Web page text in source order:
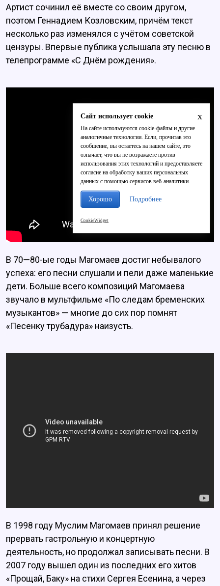
Артист сочинил её вместе со своим другом,
поэтом Геннадием Козловским, причём текст
несколько раз изменялся с учётом советской
цензуры. Впервые публика услышала эту песню в
телепрограмме «С Днём рождения».
В 70—80-ые годы Магомаев достиг небывалого
успеха: его песни слушали и пели даже маленькие
дети. Больше всего композиций Магомаева
звучало в мультфильме «По следам бременских
музыкантов» — многие до сих пор помнят
«Песенку трубадура» наизусть.
В 1998 году Муслим Магомаев принял решение
прервать гастрольную и концертную
деятельность, но продолжал записывать песни. В
2007 году вышел один из последних его хитов
«Прощай, Баку» на стихи Сергея Есенина, а через
x
Сайт использует cookie
На сайте используются cookie-файлы и другие
аналогичные технологии. Если, прочитав это
сообщение, вы остаетесь на нашем сайте, это
означает, что вы не возражаете против
использования этих технологий и предоставляете
согласие на обработку ваших персональных
данных с помощью сервисов веб-аналитики.
Хорошо Подробнее
CookieWidget